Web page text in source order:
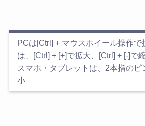
PCは[Ctrl] + マウスホイール操作で
は、[Ctrl] + [+]で拡大、[Ctrl] + [-]で
スマホ・タブレットは、2本指の
小